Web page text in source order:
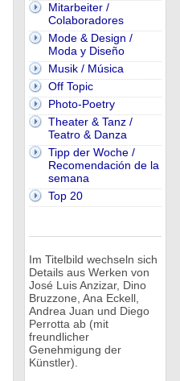
Mitarbeiter /
Colaboradores
Mode & Design /
Moda y Diseño
Musik / Música
Off Topic
Photo-Poetry
Theater & Tanz /
Teatro & Danza
Tipp der Woche /
Recomendación de la
semana
Top 20
Im Titelbild wechseln sich
Details aus Werken von
José Luis Anzizar, Dino
Bruzzone, Ana Eckell,
Andrea Juan und Diego
Perrotta ab (mit
freundlicher
Genehmigung der
Künstler).